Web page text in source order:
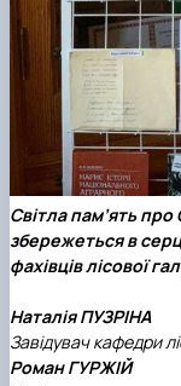
Світла пам’ять
збережеться в
фахівців лісової
Наталія ПУЗРІНА
Завідувач кафедри
Роман ГУРЖІЙ